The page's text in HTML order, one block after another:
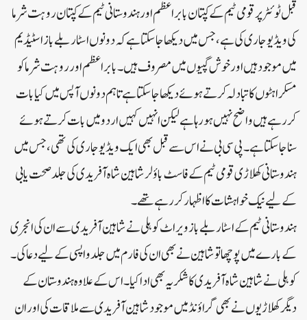
قبل ٹوئٹر پر قومی ٹیم کے کپتان بابراعظم اور ہندوستانی ٹیم کے کپتان روہت شرما
کی ویڈیو جاری کی ہے، جس میں دیکھا جاسکتا ہے کہ دونوں اسٹار بلے باز اسٹیڈیم
میں موجود ہیں اور خوش گپیوں میں مصروف ہیں۔بابراعظم اور روہت شرما کو
مسکراہٹوں کا تبادلہ کرتے ہوئے دیکھا جاسکتا ہے تاہم دونوں آپس میں کیا بات
کر رہے ہیں واضح نہیں ہورہا ہے لیکن انہیں کہیں اردو میں بات کرتے ہوئے
سنا جاسکتا ہے۔پی سی بی نے اس سے قبل بھی ایک ویڈیو جاری کی تھی، جس میں
ہندوستانی کھلاڑی قومی ٹیم کے فاسٹ باؤلر شاہین شاہ آفریدی کی جلد صحت یابی
کے لیے نیک خواہشات کا اظہار کر رہے تھے۔
ہندوستانی ٹیم کے اسٹار بلے باز ویراٹ کوہلی نے شاہین آفریدی سے ان کی انجری
کے بارے میں پوچھا تو شاہین نے بھی ان کی فارم میں جلد واپسی کے لیے دعا کی۔
کوہلی نے شاہین شاہ آفریدی کا شکریہ بھی ادا کیا۔اس کے علاوہ ہندوستان کے
دیگر کھلاڑیوں نے بھی گراؤنڈ میں موجود شاہین آفریدی سے ملاقات کی اور ان